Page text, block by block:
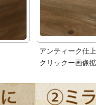
アンティーク仕
クリックー画像